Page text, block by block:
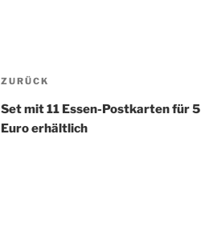
Beitragsnavigation
Vorheriger
ZURÜCK
Set mit 11 Essen-Postkarten für 5
Euro erhältlich